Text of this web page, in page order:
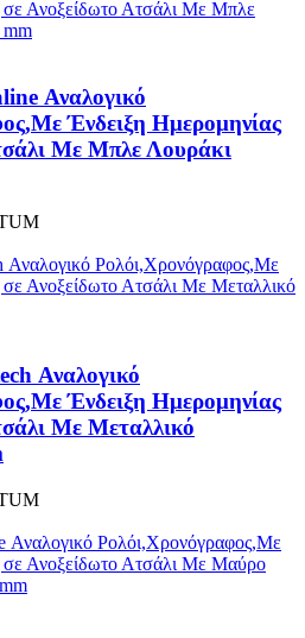
Αναλογικό
Ένδειξη Ημερομηνίας
Με Μπλε Λουράκι
Αναλογικό
Ένδειξη Ημερομηνίας
Με Μεταλλικό